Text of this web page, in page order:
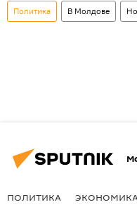
Политика В Молдове
ПОЛИТИКА